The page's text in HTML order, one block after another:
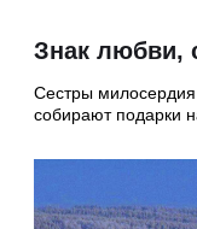
Знак любви,
Сестры милосердия
собирают подарки